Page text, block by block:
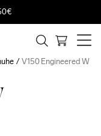
V150 Engineered W